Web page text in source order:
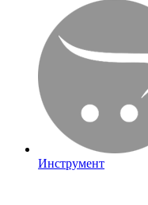
Инструмент